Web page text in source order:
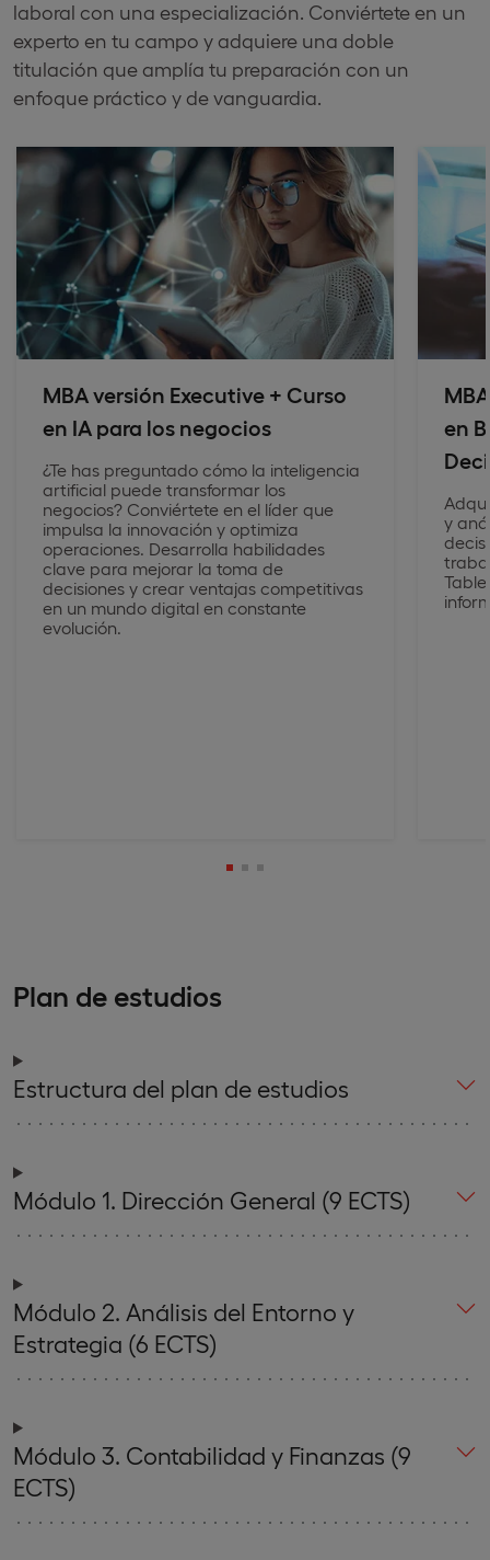
laboral con una especialización. Conviértete en un
experto en tu campo y adquiere una doble
titulación que amplía tu preparación con un
enfoque práctico y de vanguardia.
MBA versión Executive + Curso
en IA para los negocios
¿Te has preguntado cómo la inteligencia
artificial puede transformar los
negocios? Conviértete en el líder que
impulsa la innovación y optimiza
operaciones. Desarrolla habilidades
clave para mejorar la toma de
decisiones y crear ventajas competitivas
en un mundo digital en constante
evolución.
en
y
Plan de estudios
Estructura del plan de estudios
Módulo 1. Dirección General (9 ECTS)
Módulo 2. Análisis del Entorno y
Estrategia (6 ECTS)
Módulo 3. Contabilidad y Finanzas (9
ECTS)